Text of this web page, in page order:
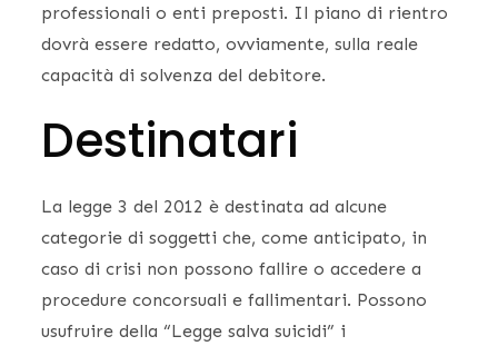
professionali o enti preposti. Il piano di rientro
dovrà essere redatto, ovviamente, sulla reale
capacità di solvenza del debitore.
Destinatari
La legge 3 del 2012 è destinata ad alcune
categorie di soggetti che, come anticipato, in
caso di crisi non possono fallire o accedere a
procedure concorsuali e fallimentari. Possono
usufruire della “Legge salva suicidi” i